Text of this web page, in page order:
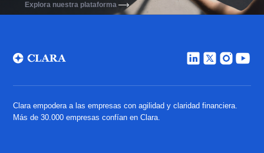
Explora nuestra plataforma
Clara empodera a las empresas con agilidad y claridad financiera.
Más de 30.000 empresas confían en Clara.